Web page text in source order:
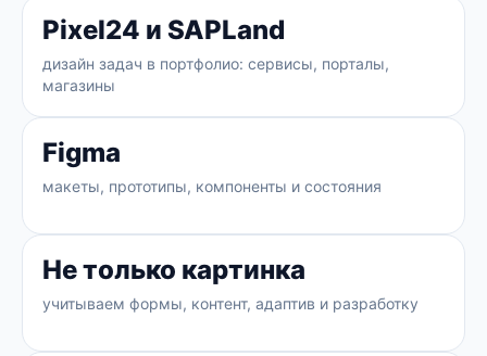
Pixel24 и SAPLand
дизайн задач в портфолио: сервисы, порталы,
магазины
Figma
макеты, прототипы, компоненты и состояния
Не только картинка
учитываем формы, контент, адаптив и разработку